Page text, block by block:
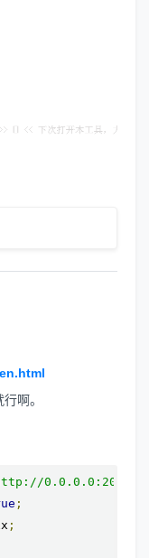
啊。
0.0.0.0:2016'
;
;